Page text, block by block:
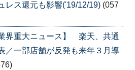
レス還元も影響('19/12/19) (057
界重大ニュース】 楽天、共通
／一部店舗が反発も来年３月導